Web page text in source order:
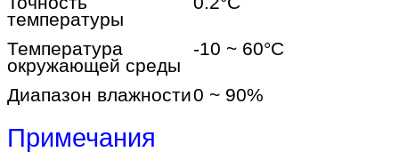
температуры
Температура
окружающей среды
-10 ~ 60°C
Диапазон влажности0 ~ 90%
Примечания